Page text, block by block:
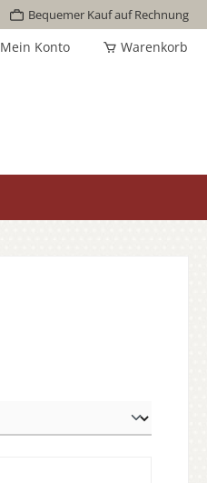
Bequemer Kauf auf Rechnung
Mein Konto Warenkorb